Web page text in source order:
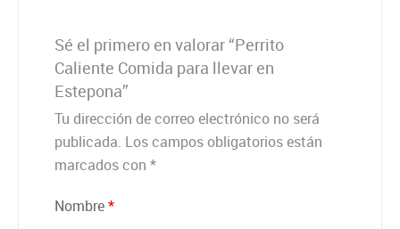
Sé el primero en valorar “Perrito
Caliente Comida para llevar en
Estepona”
Tu dirección de correo electrónico no será
publicada. Los campos obligatorios están
marcados con *
Nombre*